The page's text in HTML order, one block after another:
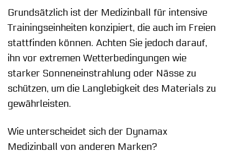
Grundsätzlich ist der Medizinball für intensive
Trainingseinheiten konzipiert, die auch im Freien
stattfinden können. Achten Sie jedoch darauf,
ihn vor extremen Wetterbedingungen wie
starker Sonneneinstrahlung oder Nässe zu
schützen, um die Langlebigkeit des Materials zu
gewährleisten.
Wie unterscheidet sich der Dynamax
Medizinball von anderen Marken?